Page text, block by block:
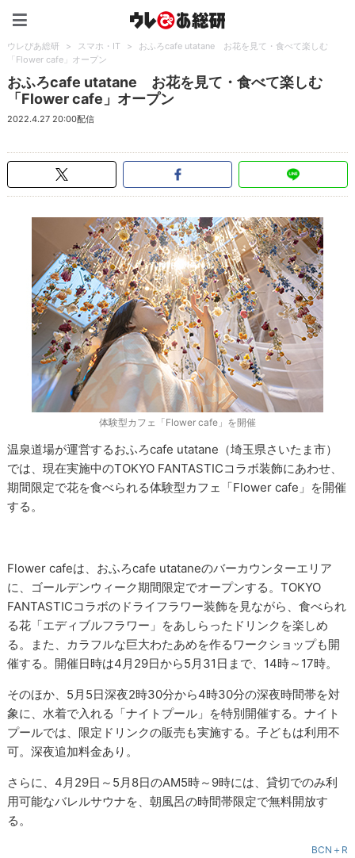
ウレぴあ総研 > スマホ・IT >
おふろcafe utatane お花を見て・食べて楽しむ
「Flower cafe」オープン
おふろcafe utatane お花を見て・食べて楽しむ
「Flower cafe」オープン
2022.4.27 20:00配信
体験型カフェ「Flower cafe」を開催
温泉道場が運営するおふろcafe utatane（埼玉県さいたま市）
では、現在実施中のTOKYO FANTASTICコラボ装飾にあわせ、
期間限定で花を食べられる体験型カフェ「Flower cafe」を開催
する。
Flower cafeは、おふろcafe utataneのバーカウンターエリア
に、ゴールデンウィーク期間限定でオープンする。TOKYO
FANTASTICコラボのドライフラワー装飾を見ながら、食べられ
る花「エディブルフラワー」をあしらったドリンクを楽しめ
る。また、カラフルな巨大わたあめを作るワークショップも開
催する。開催日時は4月29日から5月31日まで、14時～17時。
そのほか、5月5日深夜2時30分から4時30分の深夜時間帯を対
象に、水着で入れる「ナイトプール」を特別開催する。ナイト
プールでは、限定ドリンクの販売も実施する。子どもは利用不
可。深夜追加料金あり。
さらに、4月29日～5月8日のAM5時～9時には、貸切でのみ利
用可能なバレルサウナを、朝風呂の時間帯限定で無料開放す
る。
BCN＋R